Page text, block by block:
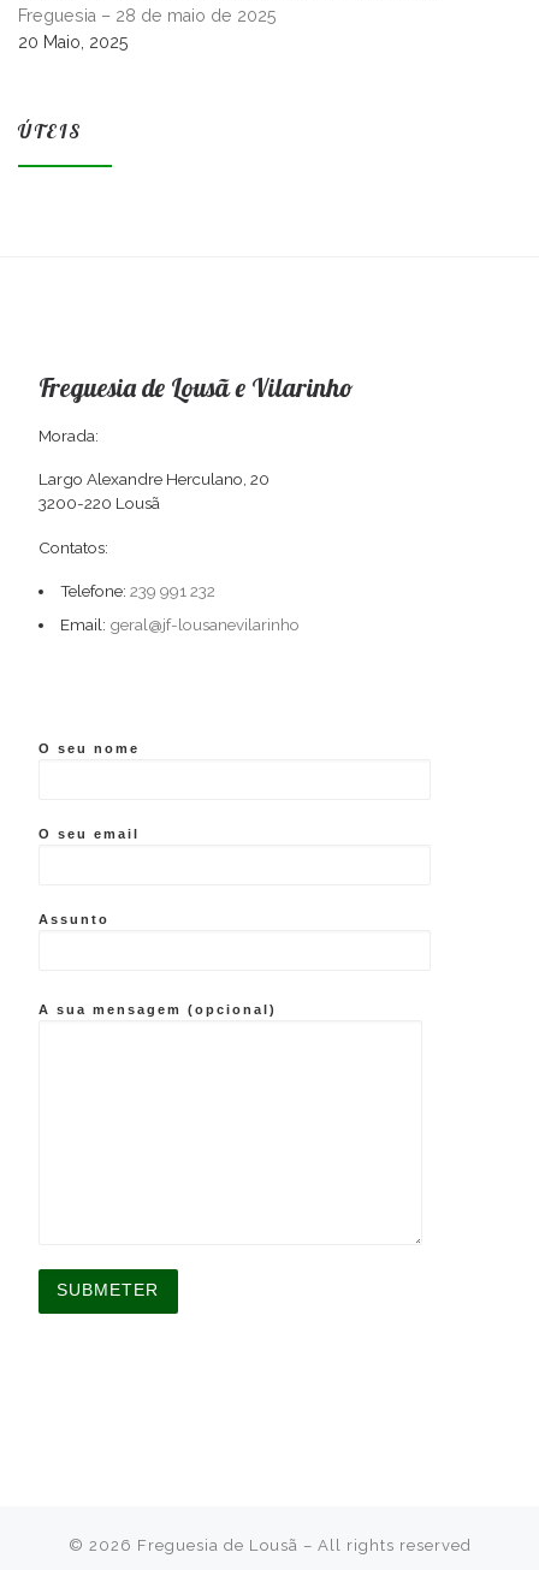
Freguesia – 28 de maio de 2025
20 Maio, 2025
ÚTEIS
Freguesia de Lousã e Vilarinho
Morada:
Largo Alexandre Herculano, 20
3200-220 Lousã
Contatos:
Telefone:239 991 232
Email: geral@jf-lousanevilarinho
O seu nome
O seu email
Assunto
A sua mensagem (opcional)
© 2026 Freguesia de Lousã – All rights reserved